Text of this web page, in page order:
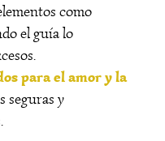
como
el guía lo
para el amor y la
seguras y